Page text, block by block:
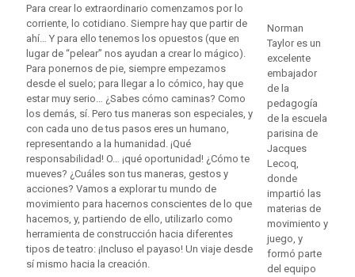
Norman
Taylor es un
excelente
embajador
de la
pedagogía
de la escuela
parisina de
Jacques
Lecoq,
donde
impartió las
materias de
movimiento y
juego, y
formó parte
del equipo
Para crear lo extraordinario comenzamos por lo
corriente, lo cotidiano. Siempre hay que partir de
ahí… Y para ello tenemos los opuestos (que en
lugar de “pelear” nos ayudan a crear lo mágico).
Para ponernos de pie, siempre empezamos
desde el suelo; para llegar a lo cómico, hay que
estar muy serio… ¿Sabes cómo caminas? Como
los demás, sí. Pero tus maneras son especiales, y
con cada uno de tus pasos eres un humano,
representando a la humanidad. ¡Qué
responsabilidad! O… ¡qué oportunidad! ¿Cómo te
mueves? ¿Cuáles son tus maneras, gestos y
acciones? Vamos a explorar tu mundo de
movimiento para hacernos conscientes de lo que
hacemos, y, partiendo de ello, utilizarlo como
herramienta de construcción hacia diferentes
tipos de teatro: ¡Incluso el payaso! Un viaje desde
sí mismo hacia la creación.